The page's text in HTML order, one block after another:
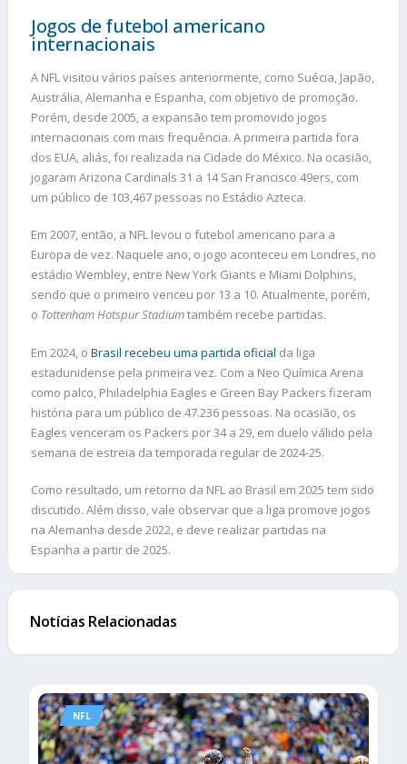
Jogos de futebol americano
internacionais
A NFL visitou vários países anteriormente, como Suécia, Japão,
Austrália, Alemanha e Espanha, com objetivo de promoção.
Porém, desde 2005, a expansão tem promovido jogos
internacionais com mais frequência. A primeira partida fora
dos EUA, aliás, foi realizada na Cidade do México. Na ocasião,
jogaram Arizona Cardinals 31 a 14 San Francisco 49ers, com
um público de 103,467 pessoas no Estádio Azteca.
Em 2007, então, a NFL levou o futebol americano para a
Europa de vez. Naquele ano, o jogo aconteceu em Londres, no
estádio Wembley, entre New York Giants e Miami Dolphins,
sendo que o primeiro venceu por 13 a 10. Atualmente, porém,
o Tottenham Hotspur Stadiumtambém recebe partidas.
Em 2024, o Brasil recebeu uma partida oficial da liga
estadunidense pela primeira vez. Com a Neo Química Arena
como palco, Philadelphia Eagles e Green Bay Packers fizeram
história para um público de 47.236 pessoas. Na ocasião, os
Eagles venceram os Packers por 34 a 29, em duelo válido pela
semana de estreia da temporada regular de 2024-25.
Como resultado, um retorno da NFL ao Brasil em 2025 tem sido
discutido. Além disso, vale observar que a liga promove jogos
na Alemanha desde 2022, e deve realizar partidas na
Espanha a partir de 2025.
Notícias Relacionadas
NFL